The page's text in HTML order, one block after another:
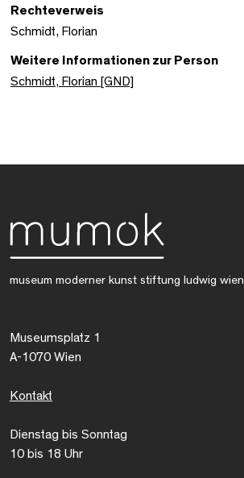
Rechteverweis
Schmidt, Florian
Weitere Informationen zur Person
Schmidt, Florian [GND]
museum moderner kunst stiftung ludwig wien
Museumsplatz 1
A-1070 Wien
Kontakt
Dienstag bis Sonntag
10 bis 18 Uhr